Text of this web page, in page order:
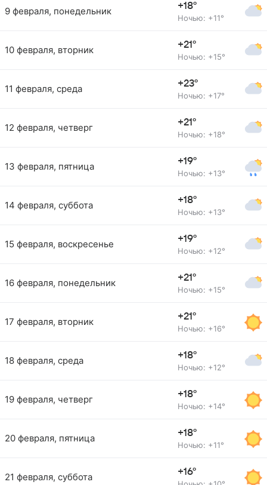
9 февраля, понедельник +18°
Ночью: +11°
10 февраля, вторник +21°
Ночью: +15°
11 февраля, среда +23°
Ночью: +17°
12 февраля, четверг +21°
Ночью: +18°
13 февраля, пятница +19°
Ночью: +13°
14 февраля, суббота +18°
Ночью: +13°
15 февраля, воскресенье +19°
Ночью: +12°
16 февраля, понедельник +21°
Ночью: +15°
17 февраля, вторник +21°
Ночью: +16°
18 февраля, среда +18°
Ночью: +12°
19 февраля, четверг +18°
Ночью: +14°
20 февраля, пятница +18°
Ночью: +11°
21 февраля, суббота +16°